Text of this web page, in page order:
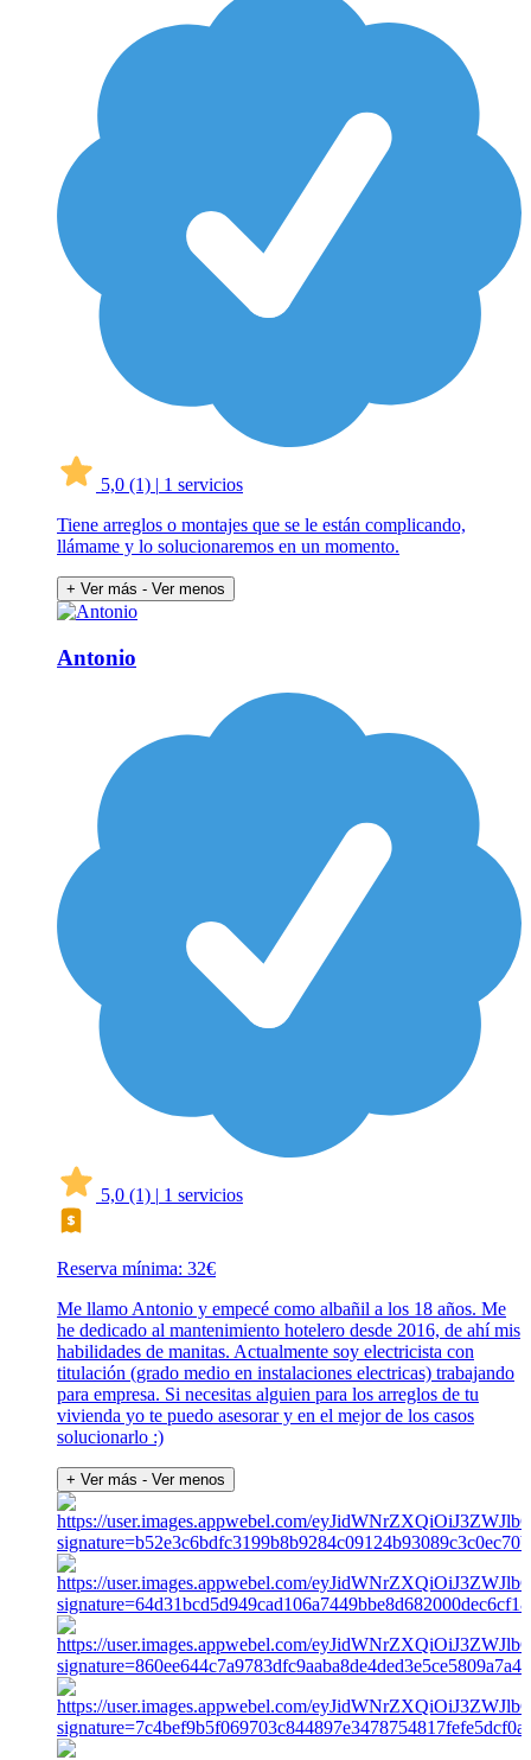
5,0 (1) | 1 servicios
Tiene arreglos o montajes que se le están complicando,
llámame y lo solucionaremos en un momento.
+ Ver más - Ver menos
Antonio
5,0 (1) | 1 servicios
Reserva mínima: 32€
Me llamo Antonio y empecé como albañil a los 18 años. Me
he dedicado al mantenimiento hotelero desde 2016, de ahí mis
habilidades de manitas. Actualmente soy electricista con
titulación (grado medio en instalaciones electricas) trabajando
para empresa. Si necesitas alguien para los arreglos de tu
vivienda yo te puedo asesorar y en el mejor de los casos
solucionarlo :)
+ Ver más - Ver menos